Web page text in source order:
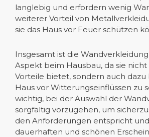
langlebig und erfordern wenig
weiterer Vorteil von
sie das Haus vor Feuer schützen
Insgesamt ist die
Aspekt beim Hausbau, da sie
Vorteile bietet, sondern auch dazu
Haus vor Witterungseinflüssen zu
wichtig, bei der Auswahl der
sorgfältig vorzugehen, um
den Anforderungen entspricht
dauerhaften und schönen